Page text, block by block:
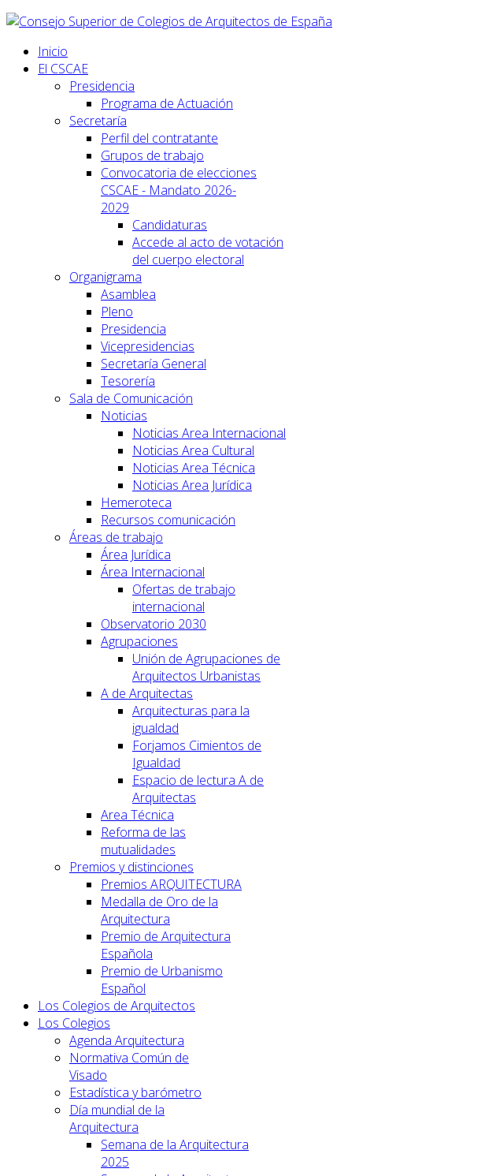
Inicio
El CSCAE
Presidencia
Programa de Actuación
Secretaría
Perfil del contratante
Grupos de trabajo
Convocatoria de elecciones
CSCAE - Mandato 2026-
2029
Candidaturas
Accede al acto de votación
del cuerpo electoral
Organigrama
Asamblea
Pleno
Presidencia
Vicepresidencias
Secretaría General
Tesorería
Sala de Comunicación
Noticias
Noticias Area Internacional
Noticias Area Cultural
Noticias Area Técnica
Noticias Area Jurídica
Hemeroteca
Recursos comunicación
Áreas de trabajo
Área Jurídica
Área Internacional
Ofertas de trabajo
internacional
Observatorio 2030
Agrupaciones
Unión de Agrupaciones de
Arquitectos Urbanistas
A de Arquitectas
Arquitecturas para la
igualdad
Forjamos Cimientos de
Igualdad
Espacio de lectura A de
Arquitectas
Area Técnica
Reforma de las
mutualidades
Premios y distinciones
Premios ARQUITECTURA
Medalla de Oro de la
Arquitectura
Premio de Arquitectura
Española
Premio de Urbanismo
Español
Los Colegios de Arquitectos
Los Colegios
Agenda Arquitectura
Normativa Común de
Visado
Estadística y barómetro
Día mundial de la
Arquitectura
Semana de la Arquitectura
2025